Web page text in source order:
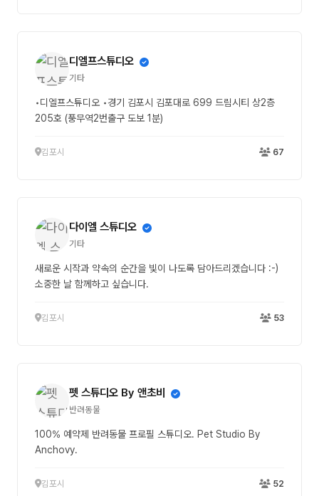
디엘프스튜디오
기타
•디엘프스튜디오 •경기 김포시 김포대로 699 드림시티 상2층
205호 (풍무역2번출구 도보 1분)
김포시 67
다이엘 스튜디오
기타
새로운 시작과 약속의 순간을 빛이 나도록 담아드리겠습니다 :-)
소중한 날 함께하고 싶습니다.
김포시 53
펫 스튜디오 By 앤초비
반려동물
100% 예약제 반려동물 프로필 스튜디오. Pet Studio By
Anchovy.
김포시 52